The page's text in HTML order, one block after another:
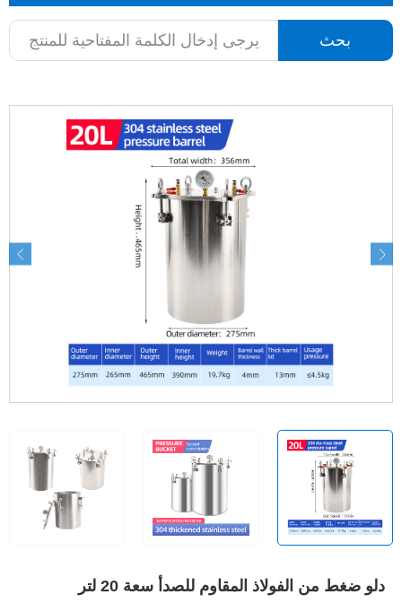
بحث
دلو ضغط من الفولاذ المقاوم للصدأ سعة 20 لتر